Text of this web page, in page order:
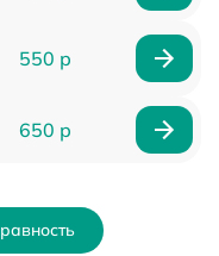
550 р
650 р